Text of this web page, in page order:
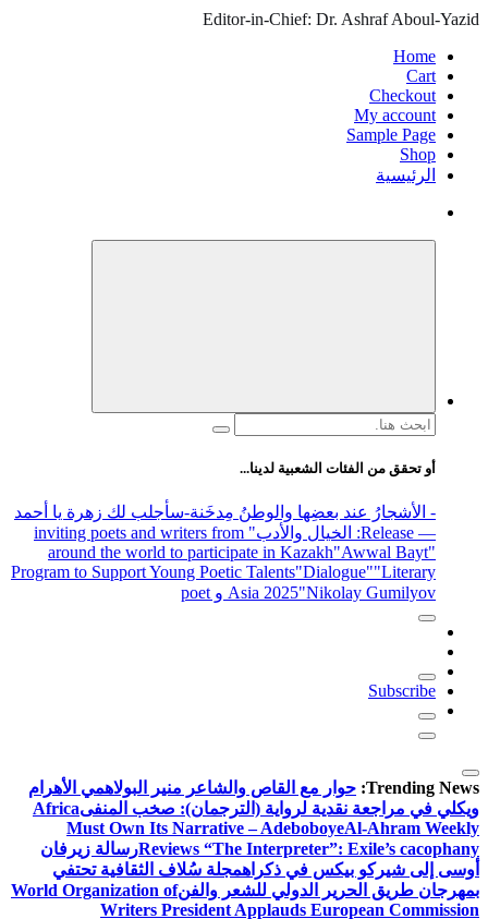
Editor-in-Chief: Dr. Ashraf Aboul-Yazid
Home
Cart
Checkout
My account
Sample Page
Shop
الرئيسية
البحث
أو تحقق من الفئات الشعبية لدينا...
- الأشجارُ عند بعضِها والوطنُ مِدخَنة-سأجلب لك زهرة يا أحمد
— Release
: الخيال والأدب
" inviting poets and writers from
around the world to participate in Kazakh"Awwal Bayt"
Program to Support Young Poetic Talents"Dialogue""Literary
Asia 2025"Nikolay Gumilyov و poet
Subscribe
Trending News: حوار مع القاص والشاعر منير البولاهمي الأهرام
ويكلي في مراجعة نقدية لرواية (الترجمان): صخب المنفىAfrica
Must Own Its Narrative – AdeboboyeAl-Ahram Weekly
Reviews “The Interpreter”: Exile’s cacophanyرسالة زيرفان
أوسى إلى شيركو بيكس في ذكراهمجلة سُلاف الثقافية تحتفي
بمهرجان طريق الحرير الدولي للشعر والفنWorld Organization of
Writers President Applauds European Commission